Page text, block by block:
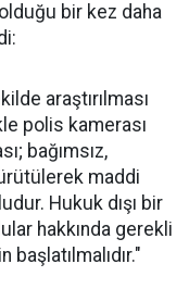
bir kez daha
araştırılması
polis kamerası
bağımsız,
maddi
Hukuk dışı bir
hakkında gerekli